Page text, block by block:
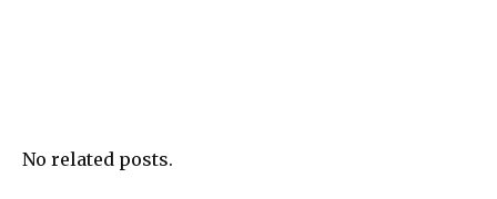
No related posts.